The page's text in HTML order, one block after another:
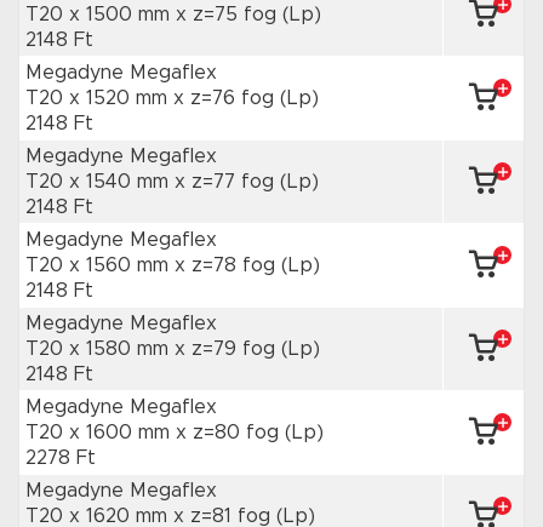
T20 x 1500 mm x z=75 fog (Lp)
2148 Ft
Megadyne Megaflex
T20 x 1520 mm x z=76 fog (Lp)
2148 Ft
Megadyne Megaflex
T20 x 1540 mm x z=77 fog (Lp)
2148 Ft
Megadyne Megaflex
T20 x 1560 mm x z=78 fog (Lp)
2148 Ft
Megadyne Megaflex
T20 x 1580 mm x z=79 fog (Lp)
2148 Ft
Megadyne Megaflex
T20 x 1600 mm x z=80 fog (Lp)
2278 Ft
Megadyne Megaflex
T20 x 1620 mm x z=81 fog (Lp)